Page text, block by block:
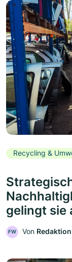
Recycling &
gelingt sie
FW Von